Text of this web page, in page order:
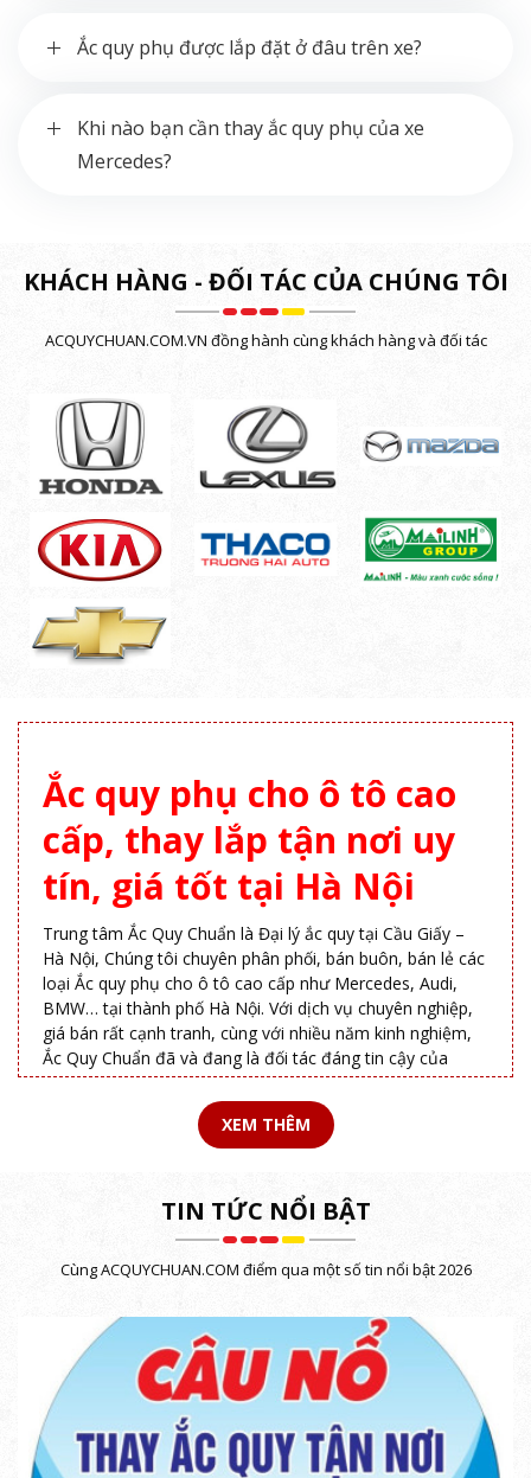
Ắc quy phụ được lắp đặt ở đâu trên xe?
Khi nào bạn cần thay ắc quy phụ của xe
Mercedes?
KHÁCH HÀNG - ĐỐI TÁC CỦA CHÚNG TÔI
ACQUYCHUAN.COM.VN đồng hành cùng khách hàng và đối tác
Ắc quy phụ cho ô tô cao
cấp, thay lắp tận nơi uy
tín, giá tốt tại Hà Nội
Trung tâm Ắc Quy Chuẩn là Đại lý ắc quy tại Cầu Giấy –
Hà Nội, Chúng tôi chuyên phân phối, bán buôn, bán lẻ các
loại Ắc quy phụ cho ô tô cao cấp như Mercedes, Audi,
BMW… tại thành phố Hà Nội. Với dịch vụ chuyên nghiệp,
giá bán rất cạnh tranh, cùng với nhiều năm kinh nghiệm,
Ắc Quy Chuẩn đã và đang là đối tác đáng tin cậy của
người tiêu dùng cũng như các doanh nghiệp.
Hầu hết các ô tô hiện đại ngày nay đều được trang bị
thêm ắc quy phụ để cung cấp đủ năng lượng cho các
phương án dự phòng an toàn để hỗ trợ ac quy chính nếu
cần thiết. Vậy ắc quy phụ là gì và vai trò cụ thể của nó
Thông tin liên hệ:
Cơ sở:37 Đ. Cầu Giấy, P. Quan Hoa, Cầu Giấy.
Hotline:
098.3283.157
XEM THÊM
TIN TỨC NỔI BẬT
Cùng ACQUYCHUAN.COM điểm qua một số tin nổi bật 2026